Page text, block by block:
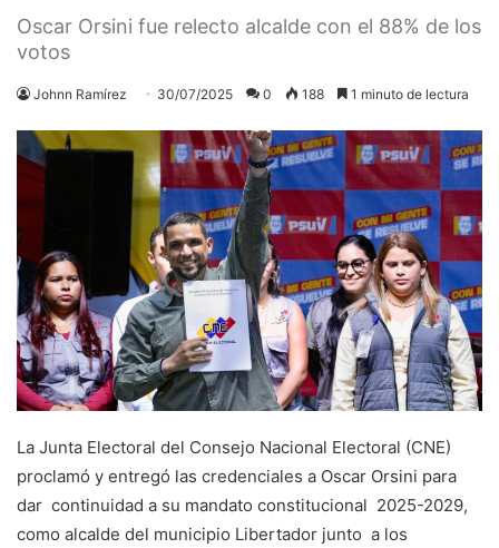
Oscar Orsini fue relecto alcalde con el 88% de los
votos
Johnn Ramírez 30/07/2025 0 188 1 minuto de lectura
La Junta Electoral del Consejo Nacional Electoral (CNE)
proclamó y entregó las credenciales a Oscar Orsini para
dar continuidad a su mandato constitucional 2025-2029,
como alcalde del municipio Libertador junto a los